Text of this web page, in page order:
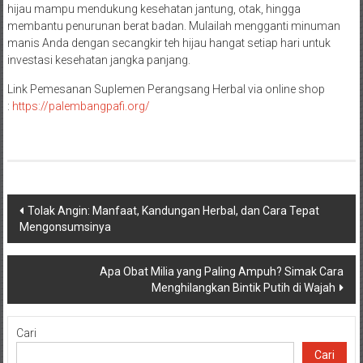
hijau mampu mendukung kesehatan jantung, otak, hingga
membantu penurunan berat badan. Mulailah mengganti minuman
manis Anda dengan secangkir teh hijau hangat setiap hari untuk
investasi kesehatan jangka panjang.
Link Pemesanan Suplemen Perangsang Herbal via online shop
: https://palembangpafi.org/
Navigasi
pos
Tolak Angin: Manfaat, Kandungan Herbal, dan Cara Tepat
Mengonsumsinya
Apa Obat Milia yang Paling Ampuh? Simak Cara
Menghilangkan Bintik Putih di Wajah
Cari
Cari